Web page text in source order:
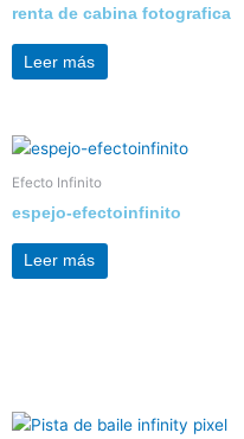
renta de cabina fotografica
Leer más
Efecto Infinito
espejo-efectoinfinito
Leer más